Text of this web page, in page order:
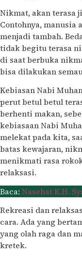
Nikmat, akan terasa
Contohnya,
menjadi tambah.
tidak begitu terasa
di saat berbuka
bisa dilakukan
Kebiasan Nabi
perut betul betul
berhenti makan,
kebiasaan Nabi
melekat pada kita,
batas kewajaran,
menikmati rasa
relaksasi.
Baca: Nasehat K.H.
Rekreasi dan
cara. Ada yang
yang olah raga dan
kretek.